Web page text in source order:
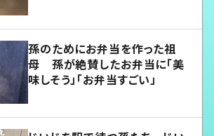
孫のためにお弁当を作った祖
母 孫が絶賛したお弁当に「美
味しそう」「お弁当すごい」